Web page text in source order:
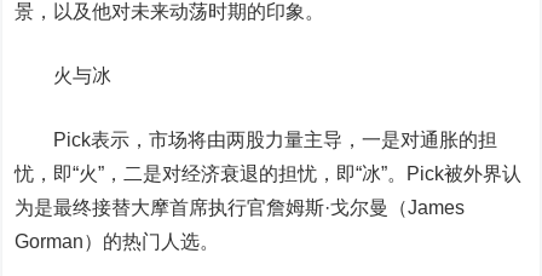
景，以及他对未来动荡时期的印象。
火与冰
Pick表示，市场将由两股力量主导，一是对通胀的担
忧，即“火”，二是对经济衰退的担忧，即“冰”。Pick被外界认
为是最终接替大摩首席执行官詹姆斯·戈尔曼（James
Gorman）的热门人选。